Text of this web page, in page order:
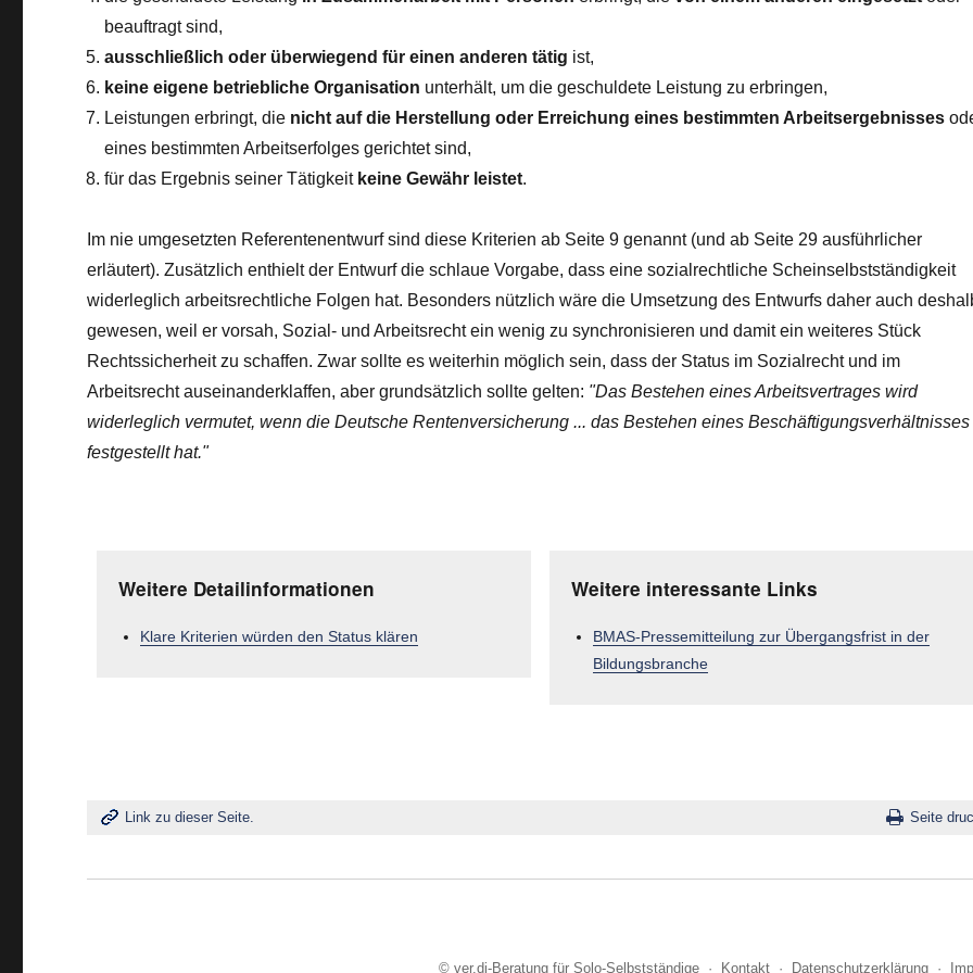
beauftragt sind,
ausschließlich oder überwiegend für einen anderen tätig ist,
keine eigene betriebliche Organisation unterhält, um die geschuldete Leistung zu erbringen,
Leistungen erbringt, die nicht auf die Herstellung oder Erreichung eines bestimmten Arbeitsergebnisses
eines bestimmten Arbeitserfolges gerichtet sind,
für das Ergebnis seiner Tätigkeit keine Gewähr leistet.
Im nie umgesetzten Referentenentwurf sind diese Kriterien ab Seite 9 genannt (und ab Seite 29 ausführlicher
erläutert). Zusätzlich enthielt der Entwurf die schlaue Vorgabe, dass eine sozialrechtliche Scheinselbstständigkeit
widerleglich arbeitsrechtliche Folgen hat. Besonders nützlich wäre die Umsetzung des Entwurfs daher auch
gewesen, weil er vorsah, Sozial- und Arbeitsrecht ein wenig zu synchronisieren und damit ein weiteres Stück
Rechtssicherheit zu schaffen. Zwar sollte es weiterhin möglich sein, dass der Status im Sozialrecht und im
Arbeitsrecht auseinanderklaffen, aber grundsätzlich sollte gelten: "Das Bestehen eines Arbeitsvertrages wird
widerleglich vermutet, wenn die Deutsche Rentenversicherung ... das Bestehen eines Beschäftigungsverhältnisses
festgestellt hat."
Weitere Detailinformationen
Klare Kriterien würden den Status klären
Weitere interessante Links
BMAS-Pressemitteilung zur Übergangsfrist in der
Bildungsbranche
Link zu dieser Seite. Seite
© ver.di-Beratung für Solo-Selbstständige · Kontakt · Datenschutzerklärung ·